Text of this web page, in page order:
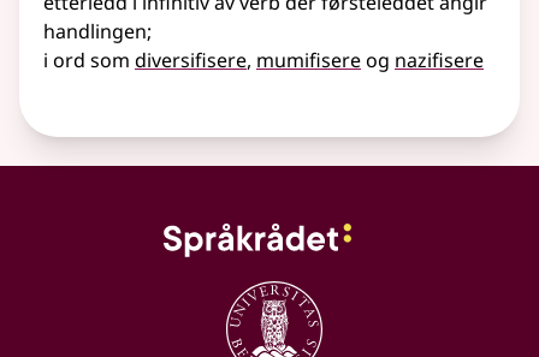
handlingen;
i ord som diversifisere, mumifisereog nazifisere